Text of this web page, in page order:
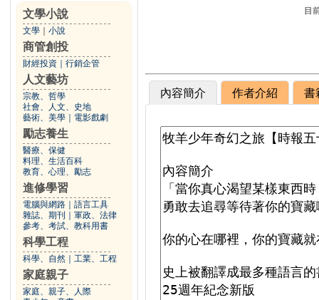
文學小說
文學 小說
商管創投
財經投資 行銷企管
人文藝坊
宗教、哲學
社會、人文、史地
藝術、美學
電影戲劇
勵志養生
醫療、保健
料理、生活百科
教育、心理、勵志
進修學習
電腦與網路
語言工具
雜誌、期刊
軍政、法律
參考、考試、教科用書
科學工程
科學、自然 工業、工程
家庭親子
家庭、親子、人際
目
內容簡介 作者介紹 書